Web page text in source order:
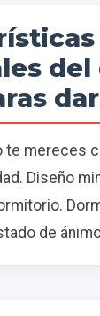
del
te mereces
Diseño
de